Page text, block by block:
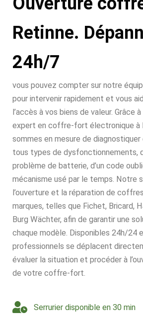
Retinne.
24h/7
vous pouvez compter sur notre
pour intervenir rapidement et vous
l’accès à vos biens de valeur. Grâce
expert en coffre-fort électronique à
sommes en mesure de
tous types de dysfonctionnements,
problème de batterie, d’un code
mécanisme usé par le temps. Notre
l’ouverture et la réparation de
marques, telles que Fichet, Bricard,
Burg Wächter, afin de garantir une
chaque modèle. Disponibles 24h/24
professionnels se déplacent
évaluer la situation et procéder à
de votre coffre-fort.
Serrurier disponible en 30 min